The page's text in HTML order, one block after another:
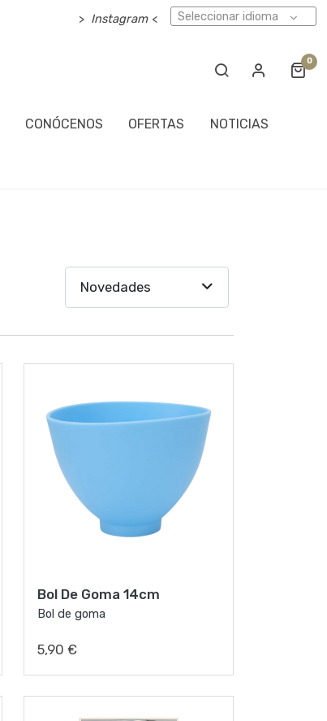
> Instagram < Seleccionar idioma
0
CONÓCENOS OFERTAS NOTICIAS
Novedades
Bol De Goma 14cm
Bol de goma
5,90 €